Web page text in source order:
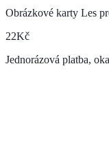
Obrázkové karty Les
22Kč
Jednorázová platba,